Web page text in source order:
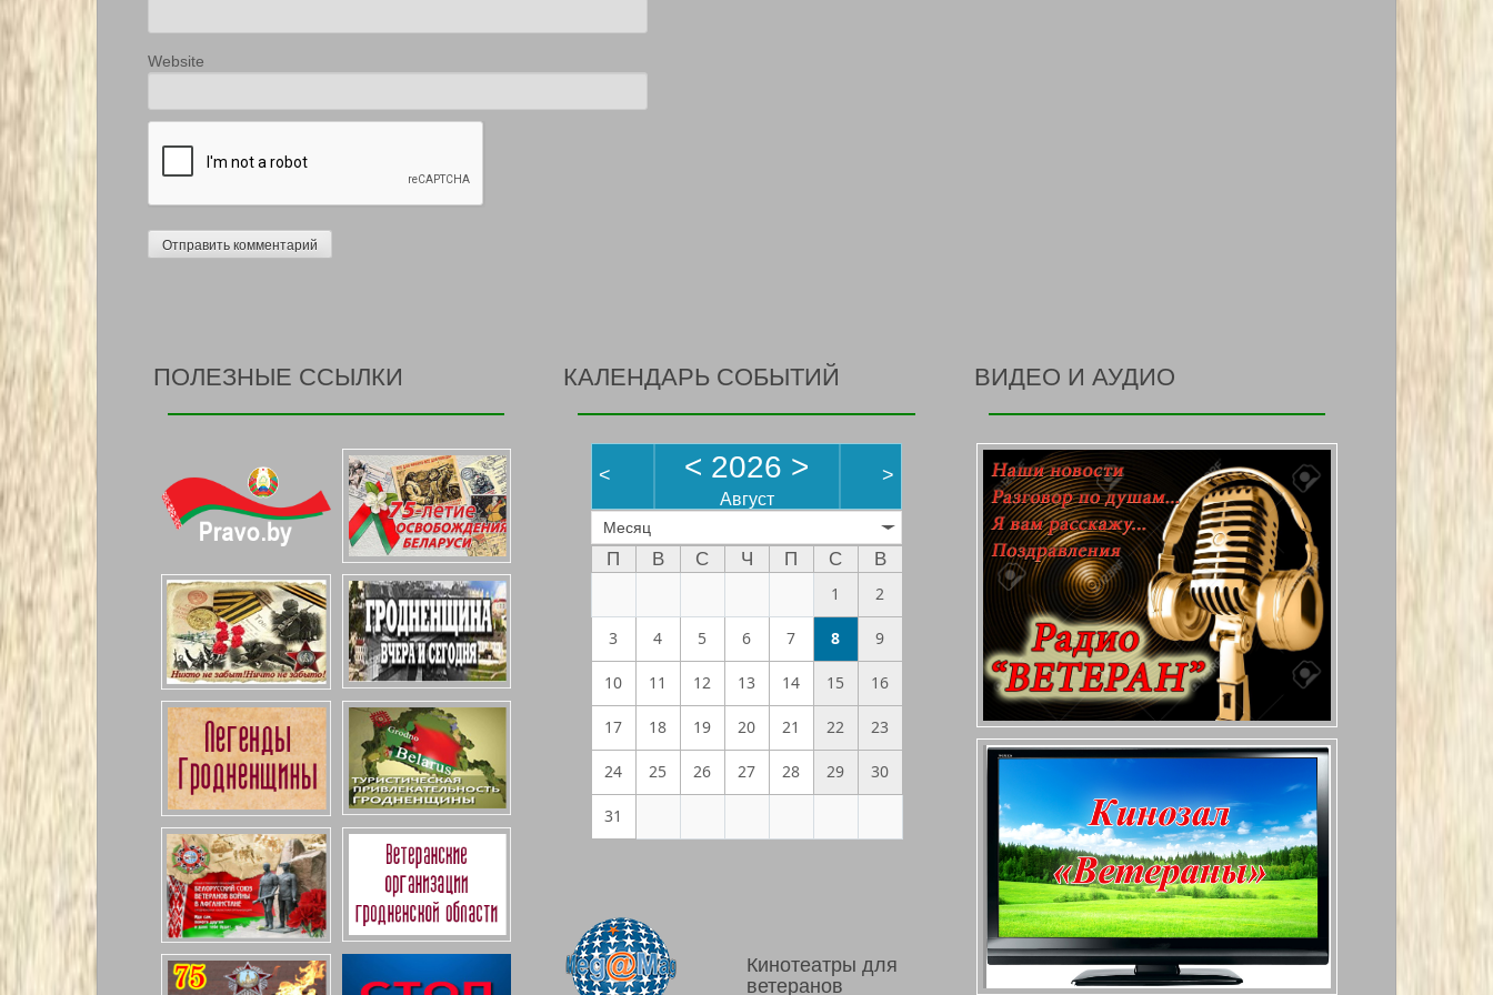
Website
ПОЛЕЗНЫЕ ССЫЛКИ КАЛЕНДАРЬ СОБЫТИЙ
< < 2026 >
Август
>
Месяц
П В С Ч П С
В
1
2
3 4 5 6 7 8 9
10 11 12 13 14 15 16
17 18 19 20 21 22 23
24 25 26 27 28 29 30
31
Кинотеатры для
ветеранов
ВИДЕО И АУДИО